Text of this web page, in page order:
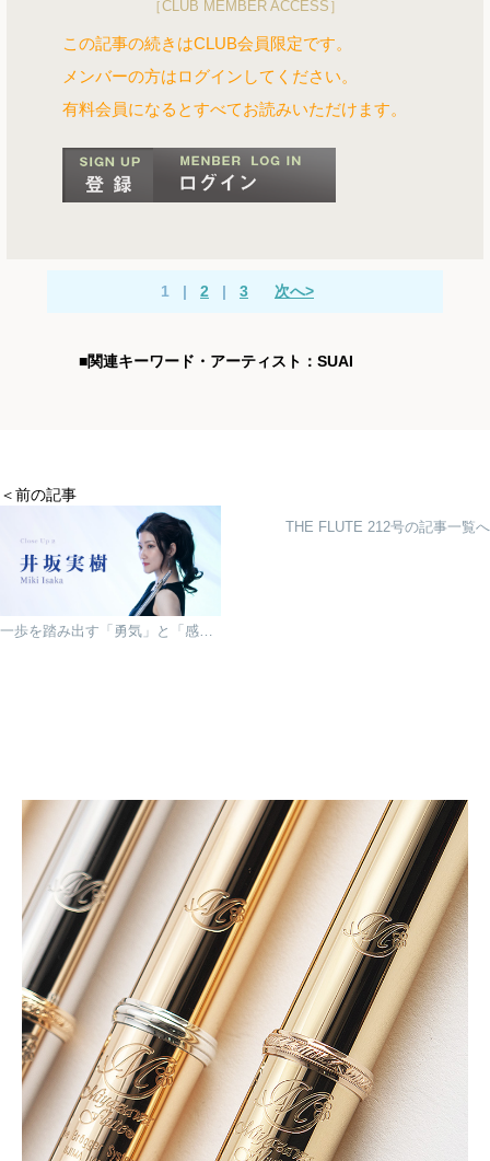
［CLUB MEMBER ACCESS］
この記事の続きはCLUB会員限定です。
メンバーの方はログインしてください。
有料会員になるとすべてお読みいただけます。
1 | 2 | 3 次へ>
■関連キーワード・アーティスト：SUAI
＜前の記事
THE FLUTE 212号の記事一覧へ